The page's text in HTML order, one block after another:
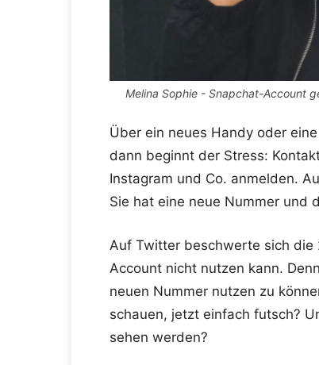
Melina Sophie - Snapchat-Account
Über ein neues Handy oder
dann beginnt der Stress:
Instagram und Co. anmelden.
Sie hat eine neue Nummer und
Auf Twitter beschwerte sich
Account nicht nutzen kann.
neuen Nummer nutzen zu
schauen, jetzt einfach futsch?
sehen werden?